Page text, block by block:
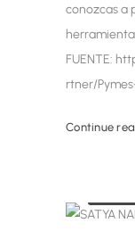
conozcas a
FUENTE:
rtner/
Continue